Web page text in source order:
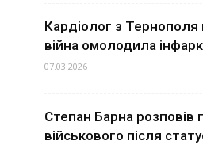
Кардіолог з
війна омолодила
07.03.2026
Степан Барна розповів
військового після